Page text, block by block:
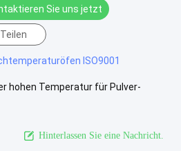
Sie uns jetzt
Teilen
ISO9001
hohen Temperatur für Pulver-
Hinterlassen Sie eine Nachricht.